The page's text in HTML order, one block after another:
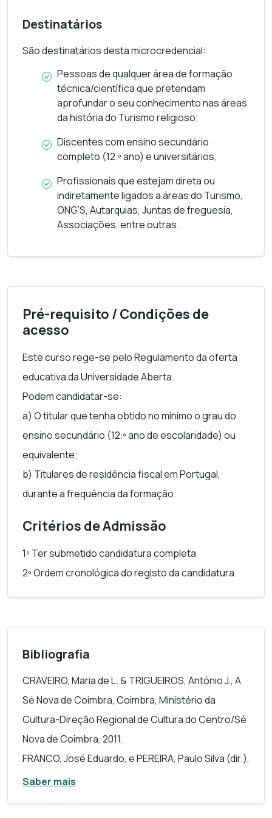
técnicos relevantes para a prática do
âmbito do turismo;
Refletir criticamente acerca de usos e
representações contemporâneas da obra
Destinatários
São destinatários desta microcredencial:
Pessoas de qualquer área de formação
técnica/científica que pretendam
aprofundar o seu conhecimento nas áreas
da história do Turismo religioso;
Discentes com ensino secundário
completo (12.º ano) e universitários;
Profissionais que estejam direta ou
indiretamente ligados a áreas do Turismo,
ONG’S, Autarquias, Juntas de freguesia,
Associações, entre outras.
Pré-requisito / Condições de
acesso
Este curso rege-se pelo Regulamento da oferta
educativa da Universidade Aberta.
Podem candidatar-se:
a) O titular que tenha obtido no mínimo o grau do
ensino secundário (12.º ano de escolaridade) ou
equivalente;
b) Titulares de residência fiscal em Portugal,
durante a frequência da formação.
Critérios de Admissão
1º Ter submetido candidatura completa
2º Ordem cronológica do registo da candidatura
Bibliografia
CRAVEIRO, Maria de L. & TRIGUEIROS, António J., A
Sé Nova de Coimbra, Coimbra, Ministério da
Cultura-Direção Regional de Cultura do Centro/Sé
Nova de Coimbra, 2011.
FRANCO, José Eduardo, e PEREIRA, Paulo Silva (dir.),
Revisitar Vieira no Século XXI, 2 vols., Coimbra,
Saber mais